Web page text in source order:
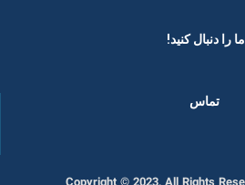
ما را دنبال کنید! ​
تماس